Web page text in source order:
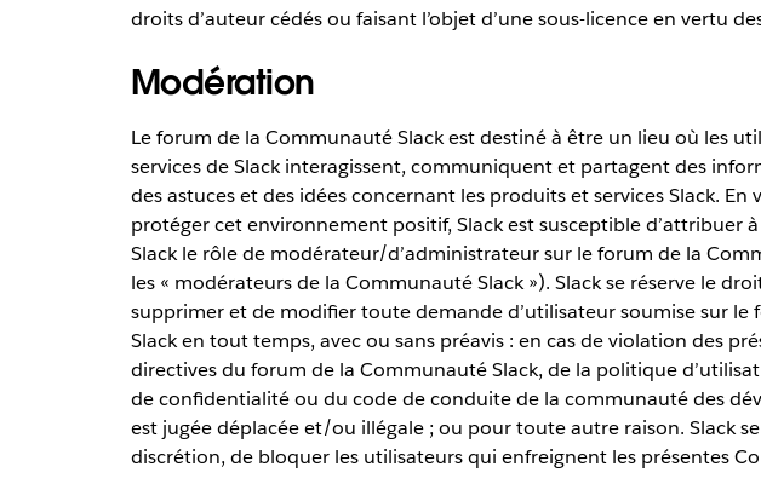
droits d’auteur cédés ou faisant l’objet d’une sous-licence en vertu
Modération
Le forum de la Communauté Slack est destiné à être un lieu où les
services de Slack interagissent, communiquent et partagent des
des astuces et des idées concernant les produits et services Slack.
protéger cet environnement positif, Slack est susceptible d’attribuer
Slack le rôle de modérateur/d’administrateur sur le forum de la
les « modérateurs de la Communauté Slack »). Slack se réserve le
supprimer et de modifier toute demande d’utilisateur soumise sur
Slack en tout temps, avec ou sans préavis : en cas de violation des
directives du forum de la Communauté Slack, de la politique
de confidentialité ou du code de conduite de la communauté des
est jugée déplacée et/ou illégale ; ou pour toute autre raison. Slack
discrétion, de bloquer les utilisateurs qui enfreignent les présentes